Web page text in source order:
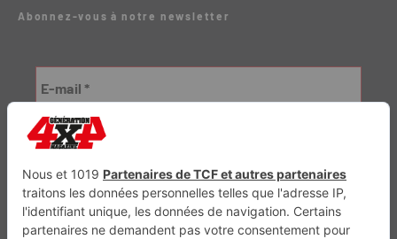
Abonnez-vous à notre newsletter